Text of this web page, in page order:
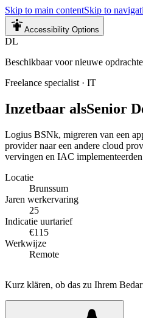
Skip to main contentSkip to
Accessibility Options
DL
Beschikbaar voor nieuwe
Freelance specialist · IT
Inzetbaar alsSenior
Logius BSNk, migreren van een
provider naar een andere cloud
vervingen en IAC
Locatie
Brunssum
Jaren werkervaring
25
Indicatie uurtarief
€115
Werkwijze
Remote
Kurz klären, ob das zu Ihrem